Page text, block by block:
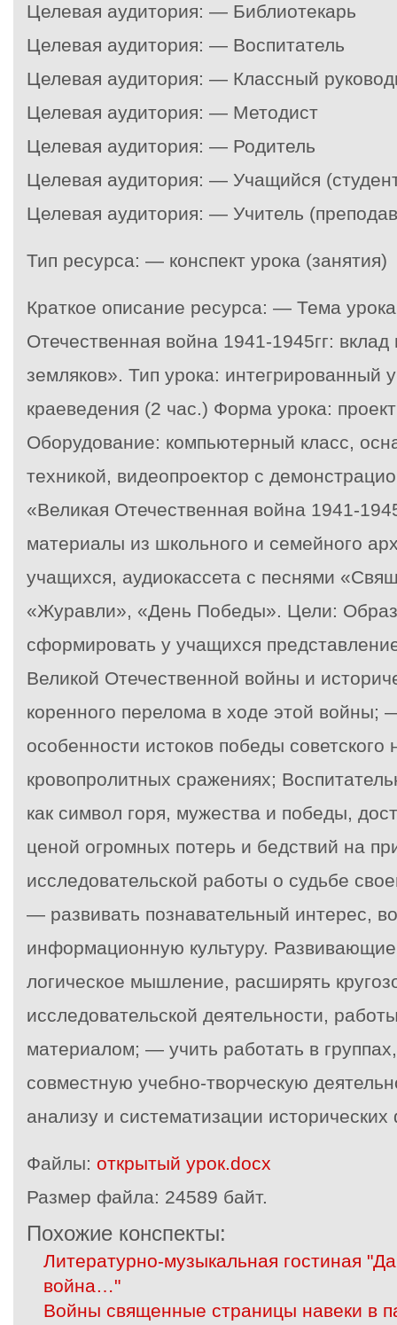
Целевая аудитория: — Библиотекарь
Целевая аудитория: — Воспитатель
Целевая аудитория: — Классный
Целевая аудитория: — Методист
Целевая аудитория: — Родитель
Целевая аудитория: — Учащийся
Целевая аудитория: — Учитель
Тип ресурса: — конспект урока (занятия)
Краткое описание ресурса: — Тема
Отечественная война 1941-1945гг:
земляков». Тип урока: интегрированный
краеведения (2 час.) Форма урока:
Оборудование: компьютерный класс,
техникой, видеопроектор с
«Великая Отечественная война 1941-
материалы из школьного и семейного
учащихся, аудиокассета с песнями
«Журавли», «День Победы». Цели:
сформировать у учащихся
Великой Отечественной войны и
коренного перелома в ходе этой
особенности истоков победы советского
кровопролитных сражениях;
как символ горя, мужества и победы,
ценой огромных потерь и бедствий на
исследовательской работы о судьбе
— развивать познавательный интерес,
информационную культуру.
логическое мышление, расширять
исследовательской деятельности,
материалом; — учить работать в
совместную учебно-творческую
анализу и систематизации исторических
Файлы: открытый урок.docx
Размер файла: 24589 байт.
Похожие конспекты:
Литературно-музыкальная гостиная
война…"
Войны священные страницы навеки в